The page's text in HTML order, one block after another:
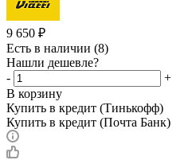
9 650 ₽
Есть в наличии (8)
Нашли дешевле?
-
+
В корзину
Купить в кредит (Тинькофф)
Купить в кредит (Почта Банк)